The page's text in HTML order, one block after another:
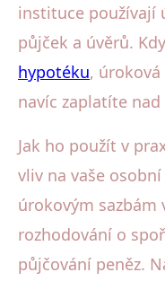
instituce používají
půjček a úvěrů.
hypotéku,
navíc zaplatíte
Jak ho použít v
vliv na vaše
úrokovým sazbám
rozhodování o
půjčování peněz.